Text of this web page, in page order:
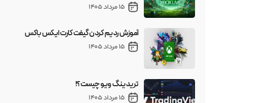
15 مرداد 1405
آموزش ردیم کردن گیفت کارت ایکس باکس
15 مرداد 1405
تریدینگ ویو چیست؟!
15 مرداد 1405